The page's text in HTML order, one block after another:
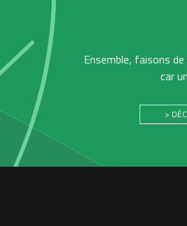
Ensemble, faisons
car
>